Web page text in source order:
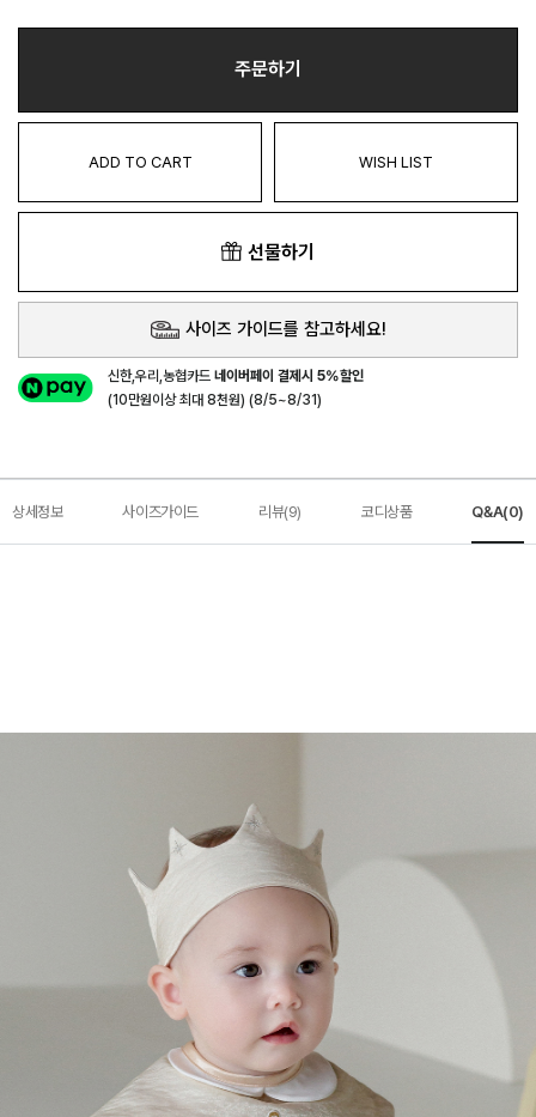
주문하기
ADD TO CART WISH LIST
선물하기
사이즈 가이드를 참고하세요!
신한,우리,농협카드네이버페이 결제시 5%할인
(10만원이상 최대 8천원) (8/5~8/31)
상세정보 사이즈가이드 리뷰(9) 코디상품 Q&A(0)